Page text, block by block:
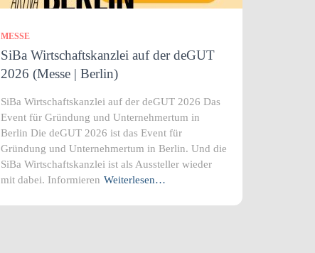
MESSE
SiBa Wirtschaftskanzlei auf der deGUT
2026 (Messe | Berlin)
SiBa Wirtschaftskanzlei auf der deGUT 2026 Das
Event für Gründung und Unternehmertum in
Berlin Die deGUT 2026 ist das Event für
Gründung und Unternehmertum in Berlin. Und die
SiBa Wirtschaftskanzlei ist als Aussteller wieder
mit dabei. Informieren Weiterlesen…